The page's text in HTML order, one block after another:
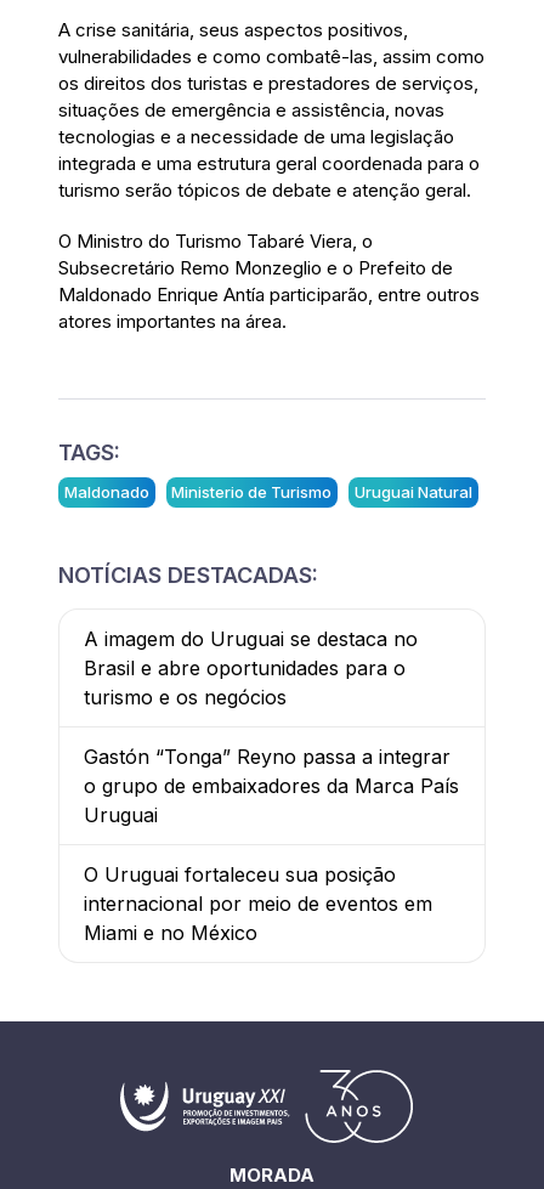
A crise sanitária, seus aspectos positivos,
vulnerabilidades e como combatê-las, assim como
os direitos dos turistas e prestadores de serviços,
situações de emergência e assistência, novas
tecnologias e a necessidade de uma legislação
integrada e uma estrutura geral coordenada para o
turismo serão tópicos de debate e atenção geral.
O Ministro do Turismo Tabaré Viera, o
Subsecretário Remo Monzeglio e o Prefeito de
Maldonado Enrique Antía participarão, entre outros
atores importantes na área.
TAGS:
Maldonado Ministerio de Turismo Uruguai Natural
NOTÍCIAS DESTACADAS:
A imagem do Uruguai se destaca no
Brasil e abre oportunidades para o
turismo e os negócios
Gastón “Tonga” Reyno passa a integrar
o grupo de embaixadores da Marca País
Uruguai
O Uruguai fortaleceu sua posição
internacional por meio de eventos em
Miami e no México
MORADA